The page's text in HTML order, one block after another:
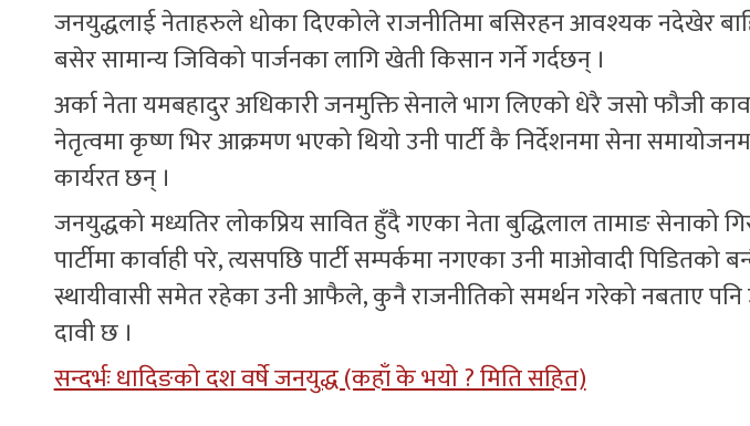
जनयुद्धलाई नेताहरुले धोका दिएकोले राजनीतिमा बसिरहन आवश्यक नदेखेर
बसेर सामान्य जिविको पार्जनका लागि खेती किसान गर्ने गर्दछन् ।
अर्का नेता यमबहादुर अधिकारी जनमुक्ति सेनाले भाग लिएको धेरै जसो फौजी
नेतृत्वमा कृष्ण भिर आक्रमण भएको थियो उनी पार्टी कै निर्देशनमा सेना
कार्यरत छन् ।
जनयुद्धको मध्यतिर लोकप्रिय सावित हुँदै गएका नेता बुद्धिलाल तामाङ सेनाको
पार्टीमा कार्वाही परे, त्यसपछि पार्टी सम्पर्कमा नगएका उनी माओवादी पिडितको
स्थायीवासी समेत रहेका उनी आफैले, कुनै राजनीतिको समर्थन गरेको नबताए पनि
दावी छ ।
सन्दर्भः धादिङको दश वर्षे जनयुद्ध (कहाँ के भयो ? मिति सहित)